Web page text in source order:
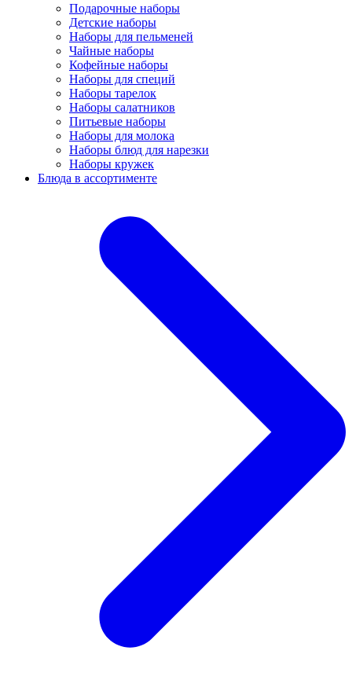
Подарочные наборы
Детские наборы
Наборы для пельменей
Чайные наборы
Кофейные наборы
Наборы для специй
Наборы тарелок
Наборы салатников
Питьевые наборы
Наборы для молока
Наборы блюд для нарезки
Наборы кружек
Блюда в ассортименте